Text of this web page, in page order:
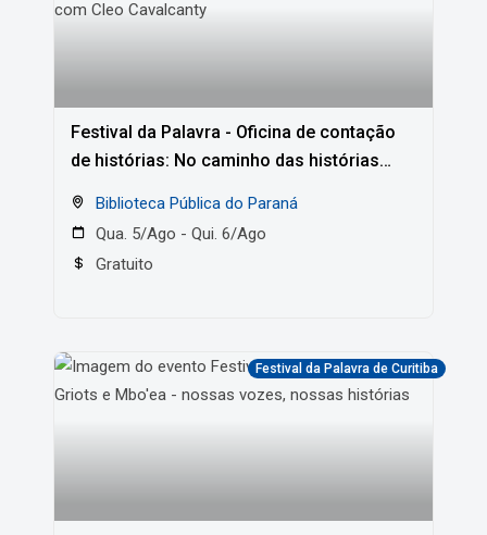
Festival da Palavra - Oficina de contação
de histórias: No caminho das histórias
Biblioteca Pública do Paraná
Qua. 5/Ago - Qui. 6/Ago
Gratuito
Festival da Palavra de Curitiba